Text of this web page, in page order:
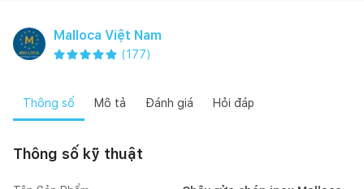
Malloca Việt Nam
(177)
Thông số Mô tả Đánh giá Hỏi đáp
Thông số kỹ thuật